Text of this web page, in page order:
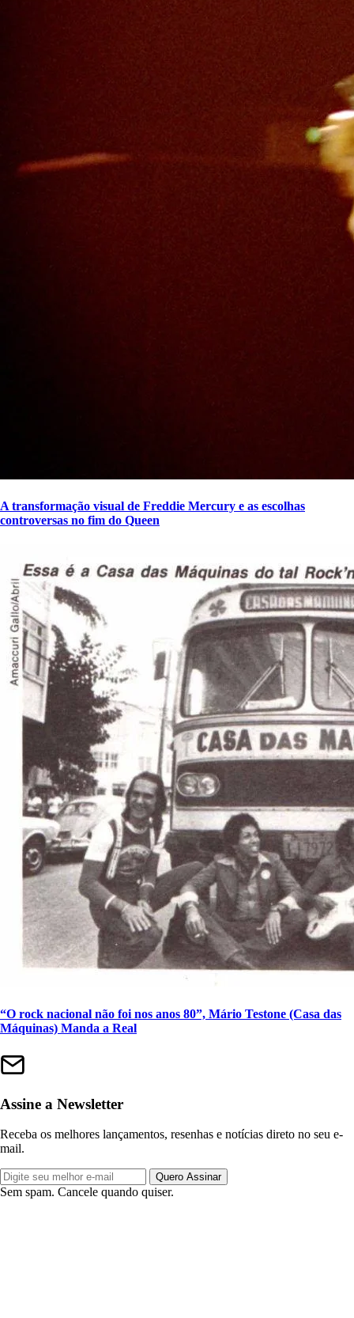
A transformação visual de Freddie Mercury e as escolhas
controversas no fim do Queen
“O rock nacional não foi nos anos 80”, Mário Testone (Casa das
Máquinas) Manda a Real
Assine a Newsletter
Receba os melhores lançamentos, resenhas e notícias direto no seu e-
mail.
Quero Assinar
Sem spam. Cancele quando quiser.